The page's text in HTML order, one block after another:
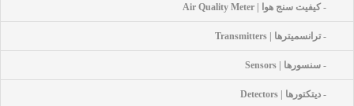
- کیفیت سنج هوا | Air Quality Meter
- ترانسمیترها | Transmitters
- سنسورها | Sensors
- دیتکتورها | Detectors